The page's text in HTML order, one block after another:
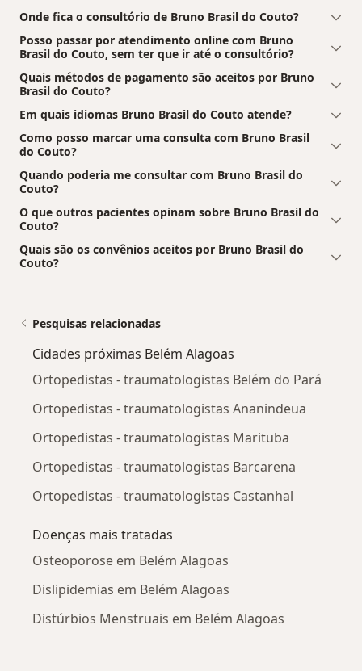
Onde fica o consultório de Bruno Brasil do Couto?
Posso passar por atendimento online com Bruno
Brasil do Couto, sem ter que ir até o consultório?
Quais métodos de pagamento são aceitos por Bruno
Brasil do Couto?
Em quais idiomas Bruno Brasil do Couto atende?
Como posso marcar uma consulta com Bruno Brasil
do Couto?
Quando poderia me consultar com Bruno Brasil do
Couto?
O que outros pacientes opinam sobre Bruno Brasil do
Couto?
Quais são os convênios aceitos por Bruno Brasil do
Couto?
Pesquisas relacionadas
Cidades próximas Belém Alagoas
Ortopedistas - traumatologistas Belém do Pará
Ortopedistas - traumatologistas Ananindeua
Ortopedistas - traumatologistas Marituba
Ortopedistas - traumatologistas Barcarena
Ortopedistas - traumatologistas Castanhal
Doenças mais tratadas
Osteoporose em Belém Alagoas
Dislipidemias em Belém Alagoas
Distúrbios Menstruais em Belém Alagoas